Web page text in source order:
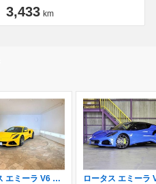
3,433 km
ロータス エミーラ V6 ファーストエディション ワンオーナー/新車保証/MT車/AppleCarPlay/